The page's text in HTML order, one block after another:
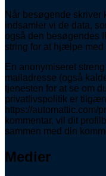
Når besøgende skriver
indsamler vi de data,
også den besøgendes
string for at hjælpe med
En anonymiseret
mailadresse (også
tjenesten for at se om
privatlivspolitik er
https://automattic.com/
kommentar, vil dit
sammen med din
Medier